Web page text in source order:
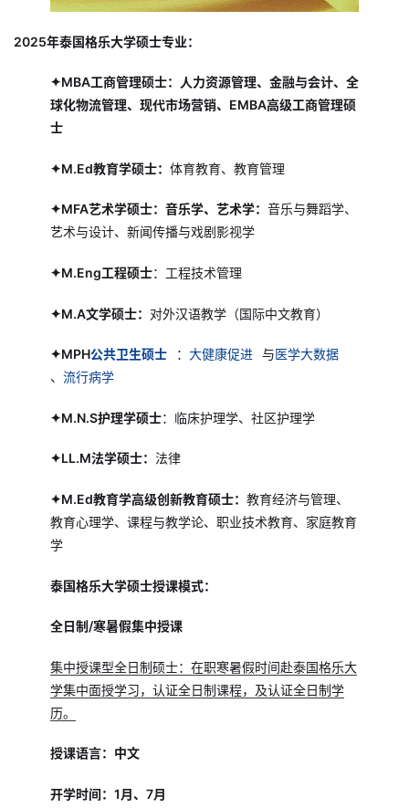
2025年泰国格乐大学硕士专业：
✦MBA工商管理硕士：人力资源管理、金融与会计、全
球化物流管理、现代市场营销、EMBA高级工商管理硕
士
✦M.Ed教育学硕士： 体育教育、教育管理
✦MFA艺术学硕士：音乐学、艺术学： 音乐与舞蹈学、
艺术与设计、新闻传播与戏剧影视学
✦M.Eng工程硕士：工程技术管理
✦M.A文学硕士： 对外汉语教学（国际中文教育）
✦MPH公共卫生硕士 ： 大健康促进 与医学大数据
、 流行病学
✦M.N.S护理学硕士：临床护理学、社区护理学
✦LL.M法学硕士： 法律
✦M.Ed教育学高级创新教育硕士： 教育经济与管理、
教育心理学、课程与教学论、职业技术教育、家庭教育
学
泰国格乐大学硕士授课模式：
全日制/寒暑假集中授课
集中授课型全日制硕士：在职寒暑假时间赴泰国格乐大
学集中面授学习，认证全日制课程，及认证全日制学
历。
授课语言：中文
开学时间：1月、7月